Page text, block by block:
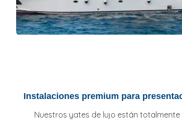
Instalaciones premium para
Nuestros yates de lujo están